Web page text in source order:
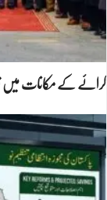
کرائے کے مکانات میں